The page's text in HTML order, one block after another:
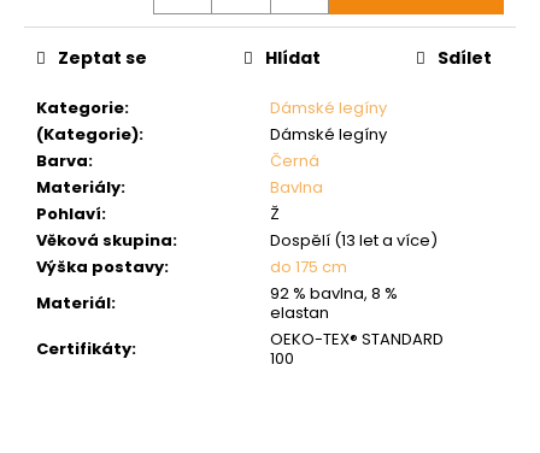
Kategorie:
Dámské legíny
(Kategorie):
Dámské legíny
Barva:
Černá
Materiály:
Bavlna
Pohlaví:
Ž
Věková skupina:
Dospělí (13 let a více)
Výška postavy:
do 175 cm
Materiál:
92 % bavlna, 8 %
elastan
Certifikáty:
OEKO-TEX® STANDARD
100
Zeptat se Hlídat Sdílet